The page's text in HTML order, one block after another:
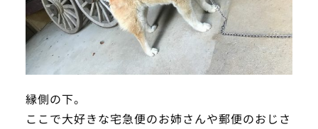
縁側の下。
ここで大好きな宅急便のお姉さんや郵便のおじさ